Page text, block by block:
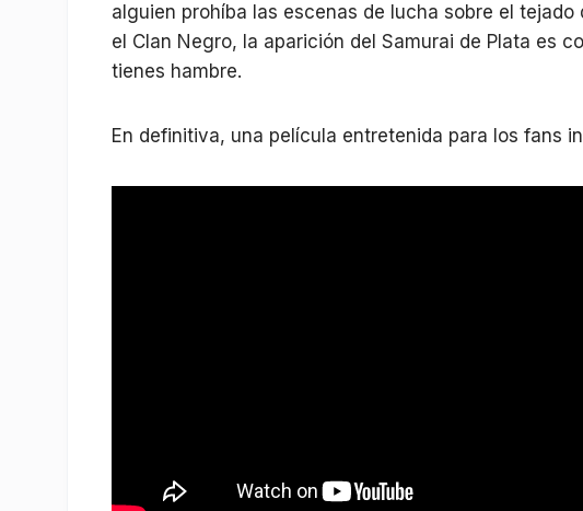
alguien prohíba las escenas de lucha sobre el
el Clan Negro, la aparición del Samurai de Plata es
tienes hambre.
En definitiva, una película entretenida para los fans